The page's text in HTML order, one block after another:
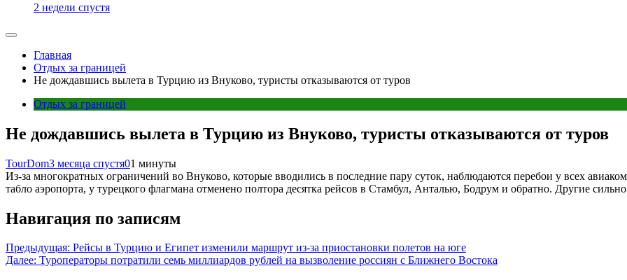
2 недели спустя
Главная
Отдых за границей
Не дождавшись вылета в Турцию из Внуково, туристы отказываются от туров
Отдых за границей
Не дождавшись вылета в Турцию из Внуково, туристы отказываются от туров
TourDom3 месяца спустя01 минуты
Из-за многократных ограничений во Внуково, которые вводились в последние пару суток, наблюдаются перебои у всех
табло аэропорта, у турецкого флагмана отменено полтора десятка рейсов в Стамбул, Анталью, Бодрум и обратно. Другие
Навигация по записям
Предыдущая: Рейсы в Турцию и Египет изменили маршрут из-за приостановки полетов на юге
Далее: Туроператоры потратили семь миллиардов рублей на вызволение россиян с Ближнего Востока